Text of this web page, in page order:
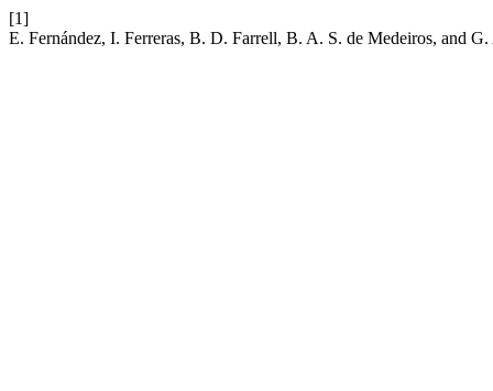
[1]
E. Fernández, I. Ferreras, B. D. Farrell, B. A. S. de Medeiros, and